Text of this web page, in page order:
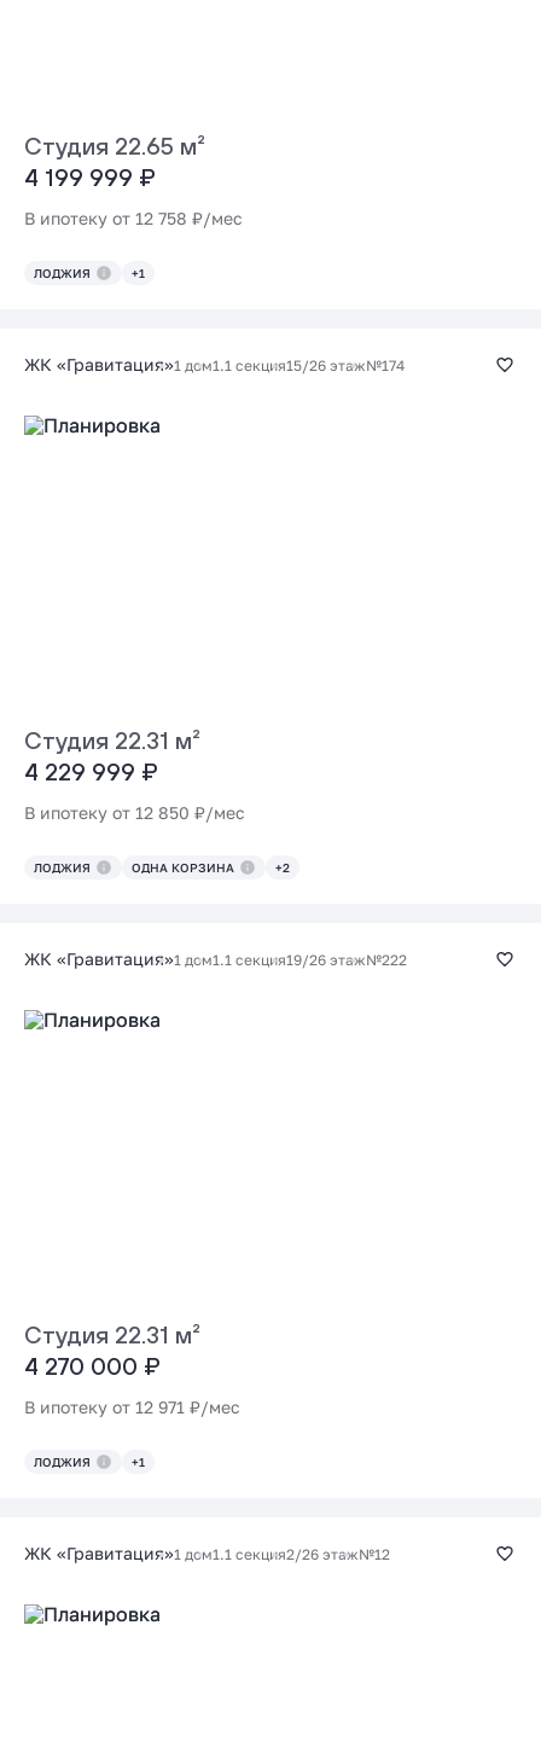
Студия 22.65 м²
4 199 999 ₽
В ипотеку от 12 758 ₽/мес
ЛОДЖИЯ +1
ЖК «Гравитация»1 дом1.1 секция15/26 этаж№174
Студия 22.31 м²
4 229 999 ₽
В ипотеку от 12 850 ₽/мес
ЛОДЖИЯ ОДНА КОРЗИНА +2
ЖК «Гравитация»1 дом1.1 секция19/26 этаж№222
Студия 22.31 м²
4 270 000 ₽
В ипотеку от 12 971 ₽/мес
ЛОДЖИЯ +1
ЖК «Гравитация»1 дом1.1 секция2/26 этаж№12